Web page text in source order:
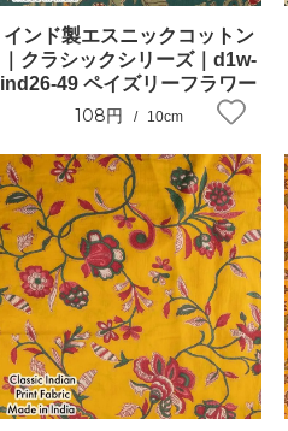
インド製エスニックコットン
｜クラシックシリーズ｜d1w-
ind26-49 ペイズリーフラワー
108円 10cm